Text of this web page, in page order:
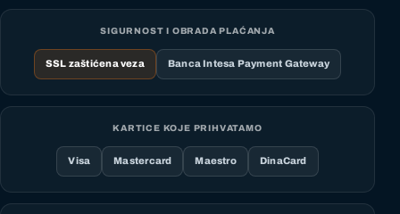
SIGURNOST I OBRADA PLAĆANJA
SSL zaštićena veza Banca Intesa Payment Gateway
KARTICE KOJE PRIHVATAMO
Visa Mastercard Maestro DinaCard